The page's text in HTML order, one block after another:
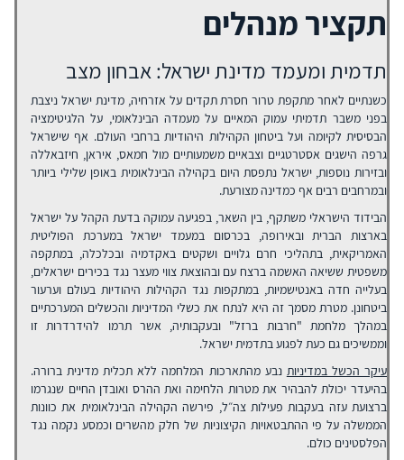
תקציר מנהלים
תדמית ומעמד מדינת ישראל: אבחון מצב
כשנתיים לאחר מתקפת טרור חסרת תקדים על אזרחיה, מדינת ישראל ניצבת
בפני משבר תדמיתי עמוק המאיים על מעמדה הבינלאומי, על הלגיטימציה
הבסיסית לקיומה ועל ביטחון הקהילות היהודיות ברחבי העולם. אף שישראל
גרפה הישגים אסטרטגיים וצבאיים משמעותיים מול חמאס, איראן, חיזבאללה
ובזירות נוספות, ישראל נתפסת היום בקהילה הבינלאומית באופן שלילי ביותר
ובמרחבים רבים אף כמדינה מצורעת.
הבידוד הישראלי משתקף, בין השאר, בפגיעה עמוקה בדעת הקהל על ישראל
בארצות הברית ובאירופה, בכרסום במעמד ישראל במערכת הפוליטית
האמריקאית, בתהליכי חרם גלויים ושקטים באקדמיה ובכלכלה, במתקפה
משפטית ששיאה האשמה ברצח עם ובהוצאת צווי מעצר נגד בכירים ישראלים,
בעלייה חדה באנטישמיות, במתקפות נגד הקהילות היהודיות בעולם וערעור
ביטחונן. מטרת מסמך זה היא לנתח את כשלי המדיניות והכשלים המערכתיים
במהלך מלחמת "חרבות ברזל" ובעקבותיה, אשר תרמו להידרדרות זו
וממשיכים גם כעת לפגוע בתדמית ישראל.
עיקר הכשל במדיניות נבע מהתארכות המלחמה ללא תכלית מדינית ברורה.
בהיעדר יכולת להבהיר את מטרות הלחימה ואת ההרס ואובדן החיים שנגרמו
ברצועת עזה בעקבות פעילות צה״ל, פירשה הקהילה הבינלאומית את כוונות
הממשלה על פי ההתבטאויות הקיצוניות של חלק מהשרים וכמסע נקמה נגד
הפלסטינים כולם.